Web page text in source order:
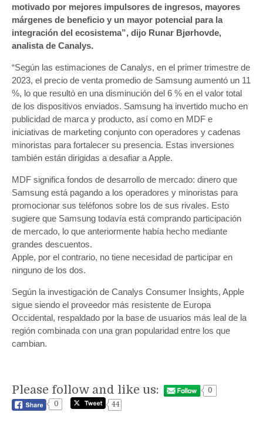
motivado por mejores impulsores de ingresos, mayores
márgenes de beneficio y un mayor potencial para la
integración del ecosistema”, dijo Runar Bjørhovde,
analista de Canalys.
“Según las estimaciones de Canalys, en el primer trimestre de
2023, el precio de venta promedio de Samsung aumentó un 11
%, lo que resultó en una disminución del 6 % en el valor total
de los dispositivos enviados. Samsung ha invertido mucho en
publicidad de marca y producto, así como en MDF e
iniciativas de marketing conjunto con operadores y cadenas
minoristas para fortalecer su presencia. Estas inversiones
también están dirigidas a desafiar a Apple.
MDF significa fondos de desarrollo de mercado: dinero que
Samsung está pagando a los operadores y minoristas para
promocionar sus teléfonos sobre los de sus rivales. Esto
sugiere que Samsung todavía está comprando participación
de mercado, lo que anteriormente había hecho mediante
grandes descuentos.
Apple, por el contrario, no tiene necesidad de participar en
ninguno de los dos.
Según la investigación de Canalys Consumer Insights, Apple
sigue siendo el proveedor más resistente de Europa
Occidental, respaldado por la base de usuarios más leal de la
región combinada con una gran popularidad entre los que
cambian.
Please follow and like us:
0
0
44